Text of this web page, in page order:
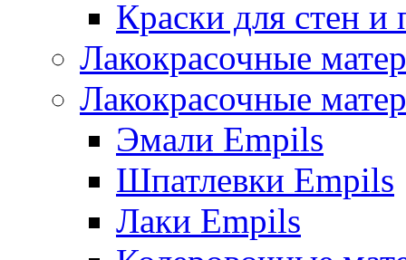
Краски для стен и
Лакокрасочные
Лакокрасочные
Эмали Empils
Шпатлевки Empils
Лаки Empils